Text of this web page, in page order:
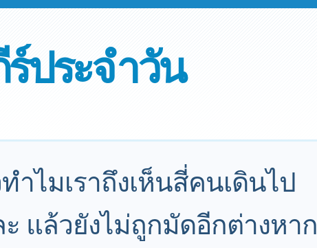
ประจำวัน
ำไมเราถึงเห็นสี่คนเดินไป
แล้วยังไม่ถูกมัดอีกต่างหาก